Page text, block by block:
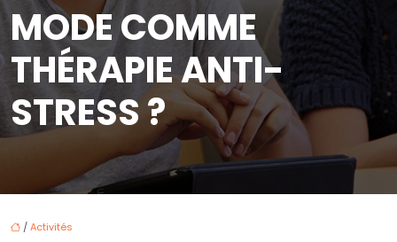
MODE COMME
THÉRAPIE ANTI-
STRESS ?
/Activités